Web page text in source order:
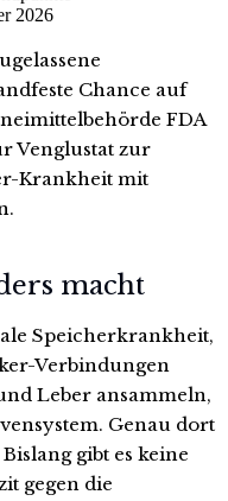
2026
Chance auf
FDA
Venglustat zur
Krankheit mit
macht
Speicherkrankheit,
Verbindungen
Leber ansammeln,
Genau dort
gibt es keine
gegen die